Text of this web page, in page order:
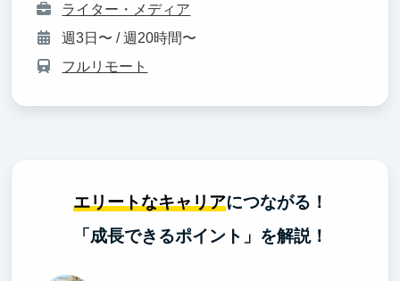
ライター・メディア
週3日〜 / 週20時間〜
フルリモート
エリートなキャリアにつながる！
「成長できるポイント」を解説！